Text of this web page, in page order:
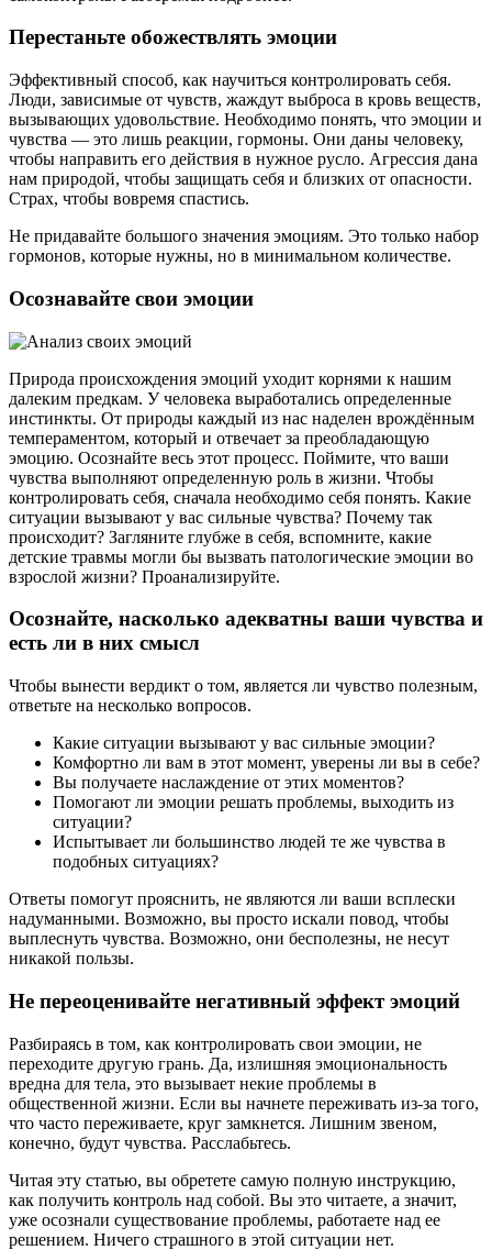
Перестаньте обожествлять эмоции
Эффективный способ, как научиться контролировать себя.
Люди, зависимые от чувств, жаждут выброса в кровь веществ,
вызывающих удовольствие. Необходимо понять, что эмоции и
чувства — это лишь реакции, гормоны. Они даны человеку,
чтобы направить его действия в нужное русло. Агрессия дана
нам природой, чтобы защищать себя и близких от опасности.
Страх, чтобы вовремя спастись.
Не придавайте большого значения эмоциям. Это только набор
гормонов, которые нужны, но в минимальном количестве.
Осознавайте свои эмоции
Природа происхождения эмоций уходит корнями к нашим
далеким предкам. У человека выработались определенные
инстинкты. От природы каждый из нас наделен врождённым
темпераментом, который и отвечает за преобладающую
эмоцию. Осознайте весь этот процесс. Поймите, что ваши
чувства выполняют определенную роль в жизни. Чтобы
контролировать себя, сначала необходимо себя понять. Какие
ситуации вызывают у вас сильные чувства? Почему так
происходит? Загляните глубже в себя, вспомните, какие
детские травмы могли бы вызвать патологические эмоции во
взрослой жизни? Проанализируйте.
Осознайте, насколько адекватны ваши чувства и
есть ли в них смысл
Чтобы вынести вердикт о том, является ли чувство полезным,
ответьте на несколько вопросов.
Какие ситуации вызывают у вас сильные эмоции?
Комфортно ли вам в этот момент, уверены ли вы в себе?
Вы получаете наслаждение от этих моментов?
Помогают ли эмоции решать проблемы, выходить из
ситуации?
Испытывает ли большинство людей те же чувства в
подобных ситуациях?
Ответы помогут прояснить, не являются ли ваши всплески
надуманными. Возможно, вы просто искали повод, чтобы
выплеснуть чувства. Возможно, они бесполезны, не несут
никакой пользы.
Не переоценивайте негативный эффект эмоций
Разбираясь в том, как контролировать свои эмоции, не
переходите другую грань. Да, излишняя эмоциональность
вредна для тела, это вызывает некие проблемы в
общественной жизни. Если вы начнете переживать из-за того,
что часто переживаете, круг замкнется. Лишним звеном,
конечно, будут чувства. Расслабьтесь.
Читая эту статью, вы обретете самую полную инструкцию,
как получить контроль над собой. Вы это читаете, а значит,
уже осознали существование проблемы, работаете над ее
решением. Ничего страшного в этой ситуации нет.